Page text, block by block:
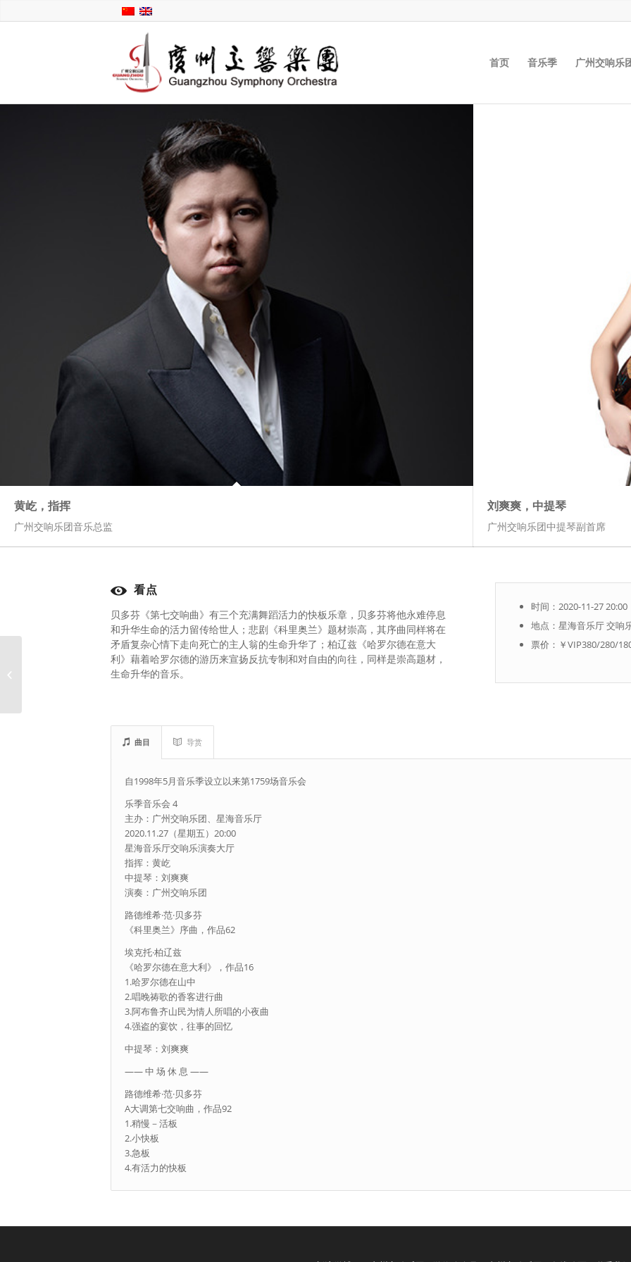
首页 音乐季 广州交响乐
黄屹，指挥
广州交响乐团音乐总监
刘爽爽，中提琴
广州交响乐团中提琴副首席
看点
贝多芬《第七交响曲》有三个充满舞蹈活力的快板乐章，贝多芬将他永难停息
和升华生命的活力留传给世人；悲剧《科里奥兰》题材崇高，其序曲同样将在
矛盾复杂心情下走向死亡的主人翁的生命升华了；柏辽兹《哈罗尔德在意大
利》藉着哈罗尔德的游历来宣扬反抗专制和对自由的向往，同样是崇高题材，
生命升华的音乐。
时间：2020-11-27 20:00
地点：星海音乐厅 交响
票价：￥VIP380/280/
曲目 导赏
自1998年5月音乐季设立以来第1759场音乐会
乐季音乐会 4
主办：广州交响乐团、星海音乐厅
2020.11.27（星期五）20:00
星海音乐厅交响乐演奏大厅
指挥：黄屹
中提琴：刘爽爽
演奏：广州交响乐团
路德维希·范·贝多芬
《科里奥兰》序曲，作品62
埃克托·柏辽兹
《哈罗尔德在意大利》，作品16
1.哈罗尔德在山中
2.唱晚祷歌的香客进行曲
3.阿布鲁齐山民为情人所唱的小夜曲
4.强盗的宴饮，往事的回忆
中提琴：刘爽爽
—— 中 场 休 息 ——
路德维希·范·贝多芬
A大调第七交响曲，作品92
1.稍慢－活板
2.小快板
3.急板
4.有活力的快板
2020广州爵士音乐节 –
广州交响乐团爵士音乐